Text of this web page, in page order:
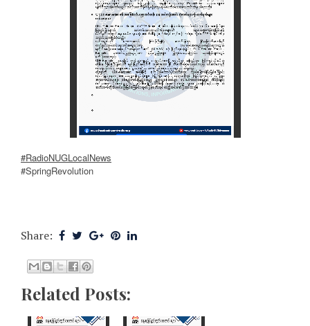
#RadioNUGLocalNews
#SpringRevolution
Share:
Related Posts: